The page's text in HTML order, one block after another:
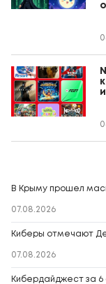
В Крыму прошел
07.08.2026
Киберы отмечают
07.08.2026
Кибердайджест за 6